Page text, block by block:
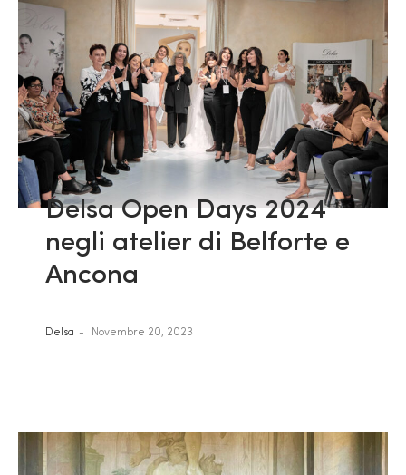
Delsa Open Days 2024
negli atelier di Belforte e
Ancona
Delsa Novembre 20, 2023